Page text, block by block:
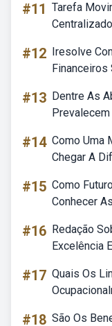
#11 Tarefa
#12 Iresolve
Financeiros
#13 Dentre As
#14 Como Uma
Chegar A
#15 Como
Conhecer
#16 Redação
Excelência
#17 Quais Os
#18 São Os